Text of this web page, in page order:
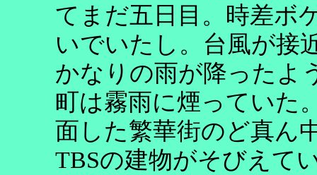
てまだ五日目。時差ボ
いでいたし。台風が接
かなりの雨が降ったよ
町は霧雨に煙っていた
面した繁華街のど真ん
TBSの建物がそびえて